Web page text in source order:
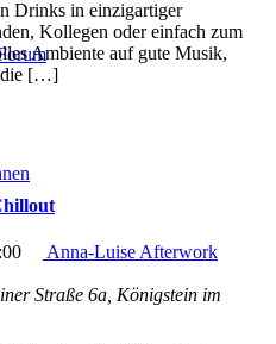
Drinks in einzigartiger
Kollegen oder einfach zum
Ambiente auf gute Musik,
die […]
Anna-Luise Afterwork
Straße 6a, Königstein im